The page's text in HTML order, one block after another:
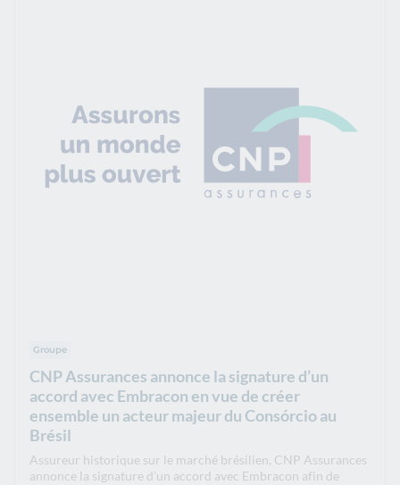
Groupe
CNP Assurances annonce la signature d’un
accord avec Embracon en vue de créer
ensemble un acteur majeur du Consórcio au
Brésil
Assureur historique sur le marché brésilien, CNP Assurances
annonce la signature d’un accord avec Embracon afin de